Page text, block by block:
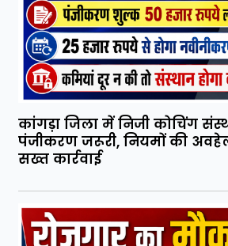
कांगड़ा जिला में निजी कोचिंग
पंजीकरण जरूरी, नियमों की
सख्त कार्रवाई